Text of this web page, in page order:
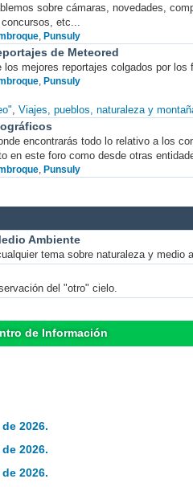
sobre cámaras, novedades,
etc...
, Punsuly
de Meteored
los mejores reportajes colgados por los
, Punsuly
Viajes, pueblos, naturaleza y
encontrarás todo lo relativo a los
en este foro como desde otras
, Punsuly
Ambiente
tema sobre naturaleza y medio
del "otro" cielo.
de Información
2026.
2026.
2026.